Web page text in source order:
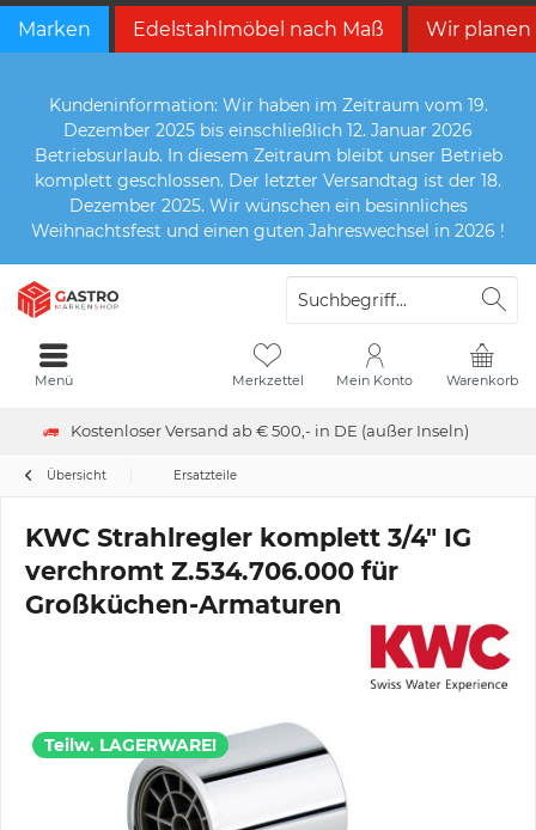
Marken Edelstahlmöbel nach Maß Wir planen
Kundeninformation: Wir haben im Zeitraum vom 19.
Dezember 2025 bis einschließlich 12. Januar 2026
Betriebsurlaub. In diesem Zeitraum bleibt unser Betrieb
komplett geschlossen. Der letzter Versandtag ist der 18.
Dezember 2025. Wir wünschen ein besinnliches
Weihnachtsfest und einen guten Jahreswechsel in 2026 !
Kostenloser Versand ab € 500,- in DE (außer Inseln)
Warenkorb
Merkzettel Mein Konto
Menü
Übersicht Ersatzteile
KWC Strahlregler komplett 3/4" IG
verchromt Z.534.706.000 für
Großküchen-Armaturen
Teilw. LAGERWARE!